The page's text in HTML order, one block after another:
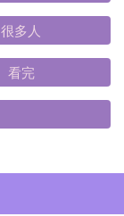
很多人
看完